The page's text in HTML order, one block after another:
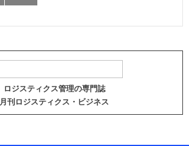
ロジスティクス管理の専門誌
月刊ロジスティクス・ビジネス